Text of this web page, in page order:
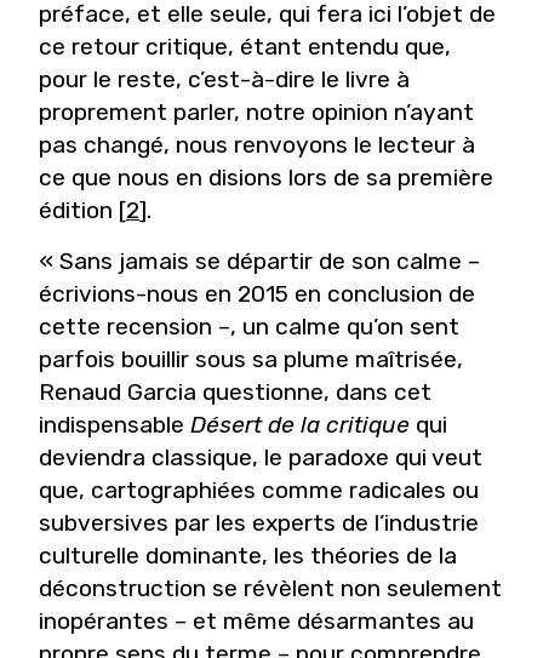
préface, et elle seule, qui fera ici l’objet de
ce retour critique, étant entendu que,
pour le reste, c’est-à-dire le livre à
proprement parler, notre opinion n’ayant
pas changé, nous renvoyons le lecteur à
ce que nous en disions lors de sa première
édition [2].
« Sans jamais se départir de son calme –
écrivions-nous en 2015 en conclusion de
cette recension –, un calme qu’on sent
parfois bouillir sous sa plume maîtrisée,
Renaud Garcia questionne, dans cet
indispensable Désert de la critique qui
deviendra classique, le paradoxe qui veut
que, cartographiées comme radicales ou
subversives par les experts de l’industrie
culturelle dominante, les théories de la
déconstruction se révèlent non seulement
inopérantes – et même désarmantes au